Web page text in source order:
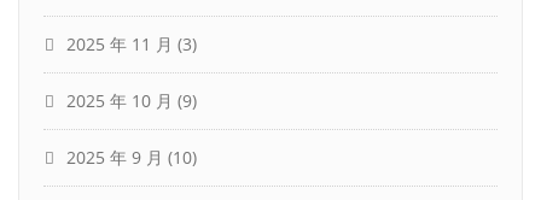
2025 年 11 月 (3)
2025 年 10 月 (9)
2025 年 9 月 (10)